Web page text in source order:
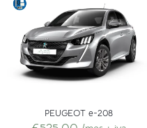
PEUGEOT e-208